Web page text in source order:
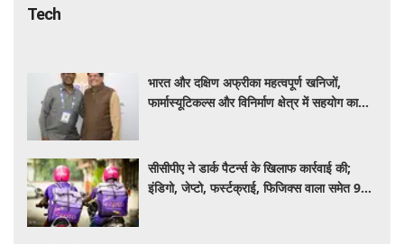
Tech
भारत और दक्षिण अफ्रीका महत्वपूर्ण खनिजों,
फार्मास्यूटिकल्स और विनिर्माण क्षेत्र में सहयोग का
सीसीपीए ने डार्क पैटर्न्स के खिलाफ कार्रवाई की;
इंडिगो, जेप्टो, फर्स्टक्राई, फिजिक्स वाला समेत 9